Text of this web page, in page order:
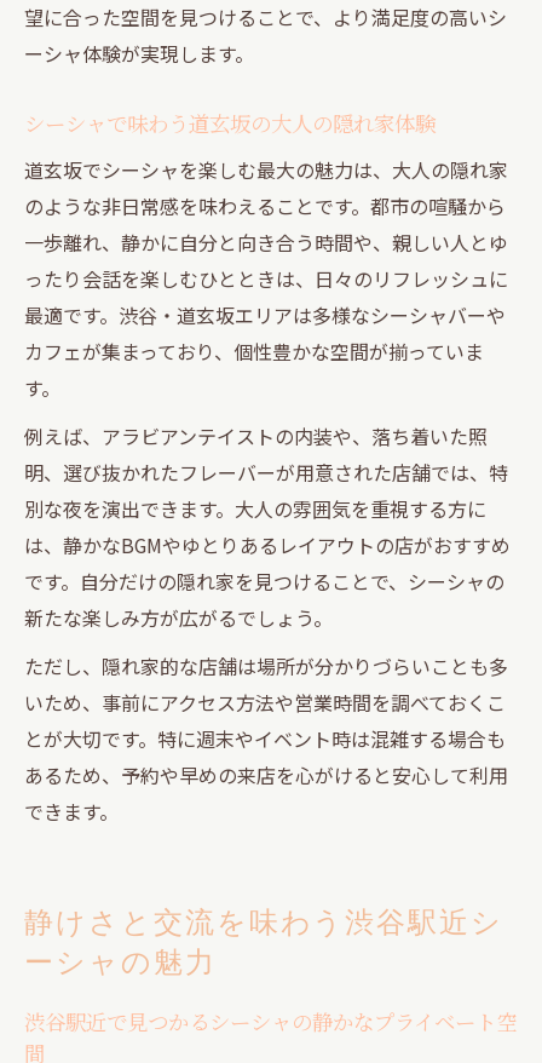
望に合った空間を見つけることで、より満足度の高いシ
ーシャ体験が実現します。
シーシャで味わう道玄坂の大人の隠れ家体験
道玄坂でシーシャを楽しむ最大の魅力は、大人の隠れ家
のような非日常感を味わえることです。都市の喧騒から
一歩離れ、静かに自分と向き合う時間や、親しい人とゆ
ったり会話を楽しむひとときは、日々のリフレッシュに
最適です。渋谷・道玄坂エリアは多様なシーシャバーや
カフェが集まっており、個性豊かな空間が揃っていま
す。
例えば、アラビアンテイストの内装や、落ち着いた照
明、選び抜かれたフレーバーが用意された店舗では、特
別な夜を演出できます。大人の雰囲気を重視する方に
は、静かなBGMやゆとりあるレイアウトの店がおすすめ
です。自分だけの隠れ家を見つけることで、シーシャの
新たな楽しみ方が広がるでしょう。
ただし、隠れ家的な店舗は場所が分かりづらいことも多
いため、事前にアクセス方法や営業時間を調べておくこ
とが大切です。特に週末やイベント時は混雑する場合も
あるため、予約や早めの来店を心がけると安心して利用
できます。
静けさと交流を味わう渋谷駅近シ
ーシャの魅力
渋谷駅近で見つかるシーシャの静かなプライベート空
間